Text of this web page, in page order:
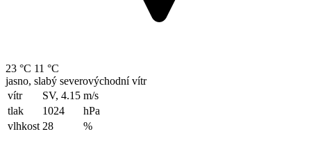
23 °C 11 °C
jasno, slabý severovýchodní vítr
vítr
SV, 4.15 m/s
tlak
1024
hPa
vlhkost 28 %